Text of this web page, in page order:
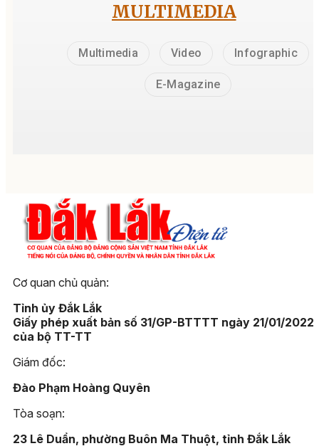
MULTIMEDIA
Multimedia Video Infographic
E-Magazine
Cơ quan chủ quản:
Tỉnh ủy Đắk Lắk
Giấy phép xuất bản số 31/GP-BTTTT ngày 21/01/2022
của bộ TT-TT
Giám đốc:
Đào Phạm Hoàng Quyên
Tòa soạn:
23 Lê Duẩn, phường Buôn Ma Thuột, tỉnh Đắk Lắk